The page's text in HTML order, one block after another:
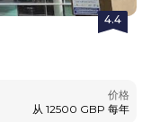
4.4
价格
从 12500 GBP 每年